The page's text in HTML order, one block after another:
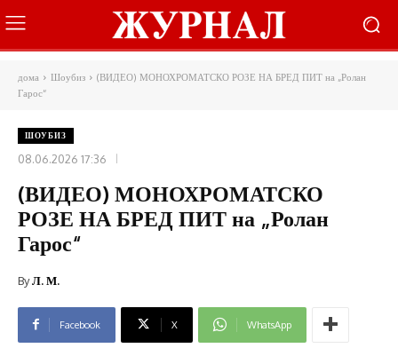
дома Шоубиз
(ВИДЕО) МОНОХРОМАТСКО РОЗЕ НА БРЕД ПИТ на „Ролан
Гарос“
ШОУБИЗ
08.06.2026 17:36
(ВИДЕО) МОНОХРОМАТСКО
РОЗЕ НА БРЕД ПИТ на „Ролан
Гарос“
ByЛ. М.
Facebook X WhatsApp